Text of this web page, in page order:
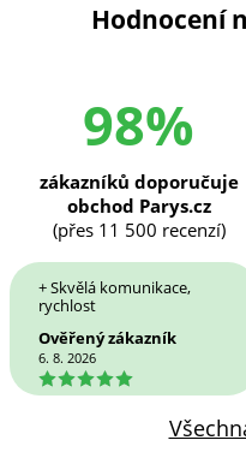
Hodnocení
98%
zákazníků doporučuje
obchod Parys.cz
(přes 11 500 recenzí)
+ Skvělá komunikace,
rychlost
Ověřený zákazník
6. 8. 2026
5